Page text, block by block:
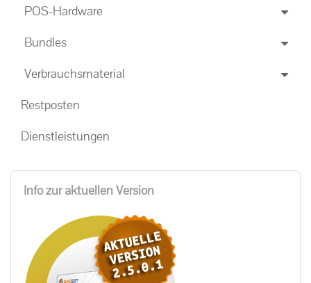
POS-Hardware
Bundles
Verbrauchsmaterial
Restposten
Dienstleistungen
Info zur aktuellen Version